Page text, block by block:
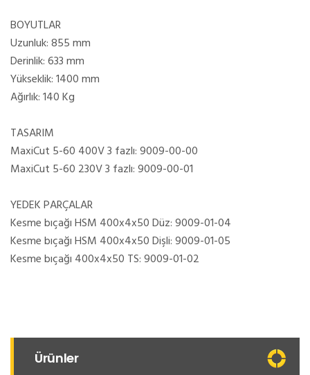
BOYUTLAR
Uzunluk: 855 mm
Derinlik: 633 mm
Yükseklik: 1400 mm
Ağırlık: 140 Kg
TASARIM
MaxiCut 5-60 400V 3 fazlı: 9009-00-00
MaxiCut 5-60 230V 3 fazlı: 9009-00-01
YEDEK PARÇALAR
Kesme bıçağı HSM 400x4x50 Düz: 9009-01-04
Kesme bıçağı HSM 400x4x50 Dişli: 9009-01-05
Kesme bıçağı 400x4x50 TS: 9009-01-02
Ürünler